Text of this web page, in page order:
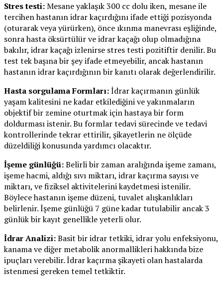
Stres testi:Mesane yaklaşık 300 cc dolu iken, mesane ile
tercihen hastanın idrar kaçırdığını ifade ettiği pozisyonda
(oturarak veya yürürken), önce ıkınma manevrası eşliğinde,
sonra hasta öksürtülür ve idrar kaçağı olup olmadığına
bakılır, idrar kaçağı izlenirse stres testi pozitiftir denilir. Bu
test tek başına bir şey ifade etmeyebilir, ancak hastanın
hastanın idrar kaçırdığının bir kanıtı olarak değerlendirilir.
Hasta sorgulama Formları:İdrar kaçırmanın günlük
yaşam kalitesini ne kadar etkilediğini ve yakınmaların
objektif bir zemine oturtmak için hastaya bir form
doldurması istenir. Bu formlar tedavi sürecinde ve tedavi
kontrollerinde tekrar ettirilir, şikayetlerin ne ölçüde
düzeldiliği konusunda yardımcı olacaktır.
İşeme günlüğü:Belirli bir zaman aralığında işeme zamanı,
işeme hacmi, aldığı sıvı miktarı, idrar kaçırma sayısı ve
miktarı, ve fiziksel aktivitelerini kaydetmesi istenilir.
Böylece hastanın işeme düzeni, tuvalet alışkanlıkları
belirlenir. İşeme günlüğü 7 güne kadar tutulabilir ancak 3
günlük bir kayıt genellikle yeterli olur.
İdrar Analizi:Basit bir idrar tetkiki, idrar yolu enfeksiyonu,
kanama ve diğer metabolik anormallikleri hakkında bize
ipuçları verebilir. İdrar kaçırma şikayeti olan hastalarda
istenmesi gereken temel tetkiktir.